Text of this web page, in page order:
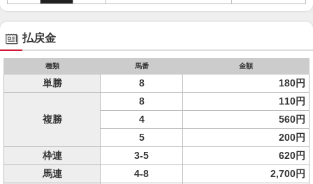
払戻金
種類 馬番 金額
単勝 8 180円
複勝
8
110円
4
560円
5
200円
枠連
3-5
620円
馬連
4-8 2,700円